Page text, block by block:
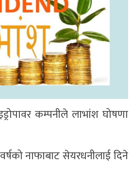
कम्पनीले लाभांश घोषणा
नाफाबाट सेयरधनीलाई दिने